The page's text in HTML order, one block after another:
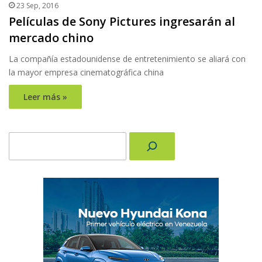
23 Sep, 2016
Películas de Sony Pictures ingresarán al
mercado chino
La compañía estadounidense de entretenimiento se aliará con
la mayor empresa cinematográfica china
Leer más »